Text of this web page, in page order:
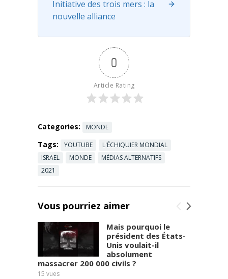
Initiative des trois mers : la
nouvelle alliance
0
Article Rating
Categories: MONDE
Tags: YOUTUBE
L'ÉCHIQUIER MONDIAL
ISRAËL
MONDE
MÉDIAS ALTERNATIFS
2021
Vous pourriez aimer
Mais pourquoi le
président des États-
Unis voulait-il
absolument
massacrer 200 000 civils ?
15 vues